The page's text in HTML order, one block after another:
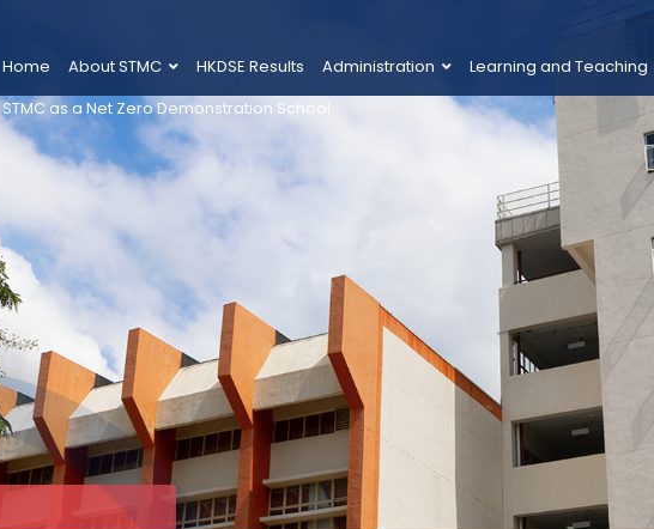
Home About STMC HKDSE Results Administration
Learning and Teaching
STMC as a Net Zero Demonstration School